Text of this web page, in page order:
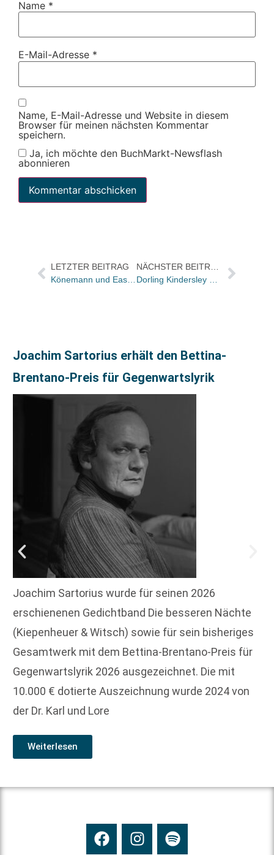
Name *
E-Mail-Adresse *
Name, E-Mail-Adresse und Website in diesem
Browser für meinen nächsten Kommentar
speichern.
Ja, ich möchte den BuchMarkt-Newsflash
abonnieren
LETZTER BEITRAG
Könemann und Easy Software kooperieren
Joachim Sartorius erhält den Bettina-
Brentano-Preis für Gegenwartslyrik
Joachim Sartorius wurde für seinen 2026
erschienenen Gedichtband Die besseren Nächte
(Kiepenheuer & Witsch) sowie für sein bisheriges
Gesamtwerk mit dem Bettina-Brentano-Preis für
Gegenwartslyrik 2026 ausgezeichnet. Die mit
10.000 € dotierte Auszeichnung wurde 2024 von
der Dr. Karl und Lore
Weiterlesen